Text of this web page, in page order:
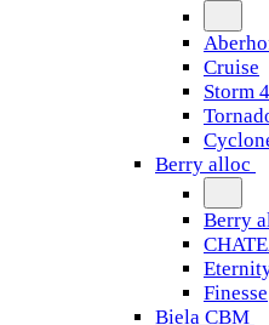
Cruise
Storm
Berry alloc
Berry
Finesse
Biela CBM